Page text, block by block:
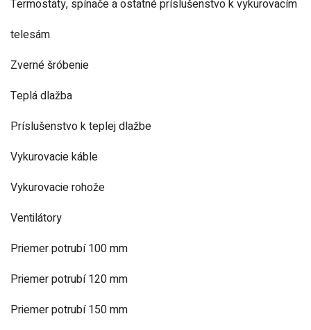
Termostaty, spínače a ostatné príslušenstvo k vykurovacím
telesám
Zverné šróbenie
Teplá dlažba
Príslušenstvo k teplej dlažbe
Vykurovacie káble
Vykurovacie rohože
Ventilátory
Priemer potrubí 100 mm
Priemer potrubí 120 mm
Priemer potrubí 150 mm